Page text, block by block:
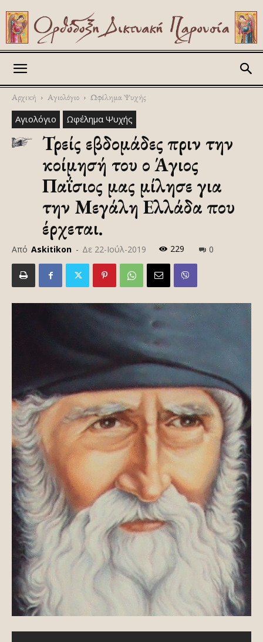
Αρχική Αγιολόγιο Ωφέλημα Ψυχής
Αγιολόγιο Ωφέλημα Ψυχής
Τρείς εβδομάδες πριν την
κοίμησή του ο Άγιος
Παΐσιος μας μίλησε για
την Μεγάλη Ελλάδα που
έρχεται.
Από Askitikon - Δε 22-Ιούλ-2019 229 0